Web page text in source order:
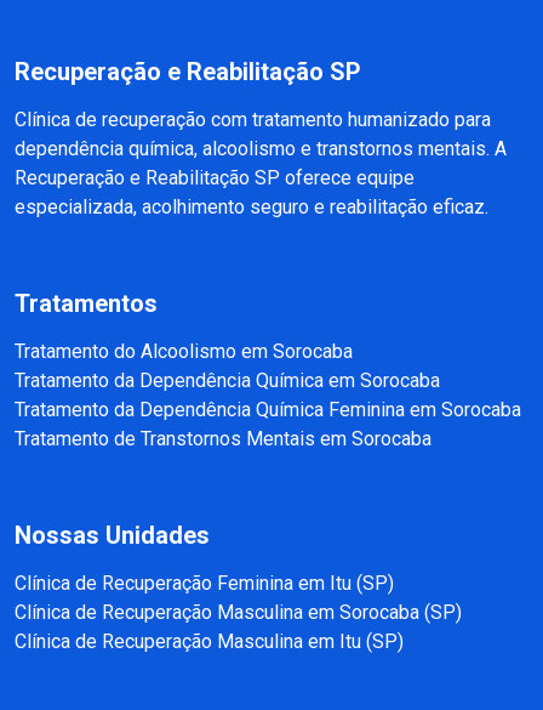
Recuperação e Reabilitação SP
Clínica de recuperação com tratamento humanizado para
dependência química, alcoolismo e transtornos mentais. A
Recuperação e Reabilitação SP oferece equipe
especializada, acolhimento seguro e reabilitação eficaz.
Tratamentos
Tratamento do Alcoolismo em Sorocaba
Tratamento da Dependência Química em Sorocaba
Tratamento da Dependência Química Feminina em Sorocaba
Tratamento de Transtornos Mentais em Sorocaba
Nossas Unidades
Clínica de Recuperação Feminina em Itu (SP)
Clínica de Recuperação Masculina em Sorocaba (SP)
Clínica de Recuperação Masculina em Itu (SP)